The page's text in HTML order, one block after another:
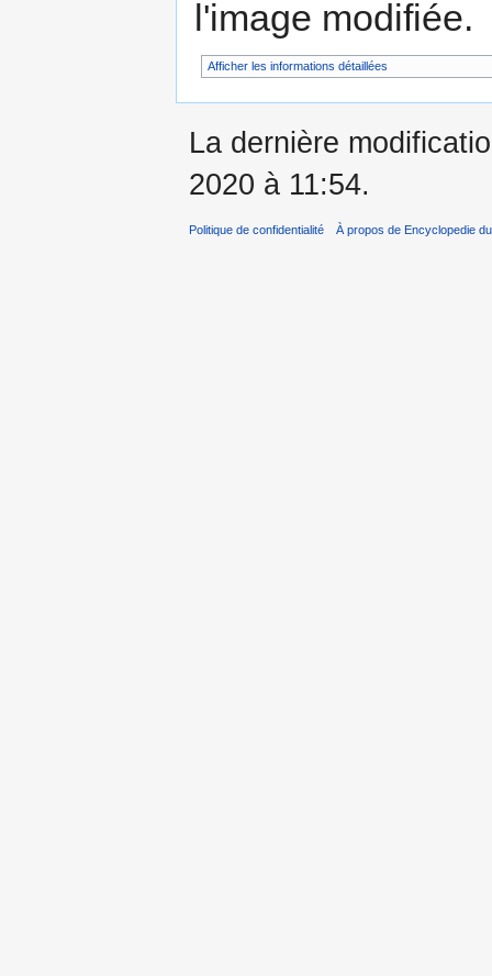
l'image modifiée.
Afficher les informations détaillées
La dernière
2020 à 11:54.
Politique de confidentialité À propos de Encyclopedie